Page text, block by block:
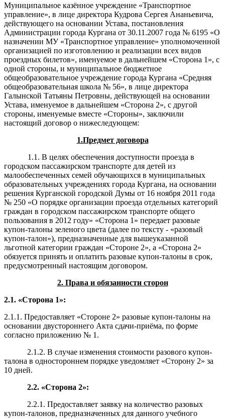
Муниципальное казённое учреждение «Транспортное
управление», в лице директора Кудрова Сергея Ананьевича,
действующего на основании Устава, постановления
Администрации города Кургана от 30.11.2007 года № 6195 «О
назначении МУ «Транспортное управление» уполномоченной
организацией по изготовлению и реализации всех видов
проездных билетов», именуемое в дальнейшем «Сторона 1», с
одной стороны, и муниципальное бюджетное
общеобразовательное учреждение города Кургана «Средняя
общеобразовательная школа № 56», в лице директора
Галынской Татьяны Петровны, действующей на основании
Устава, именуемое в дальнейшем «Сторона 2», с другой
стороны, именуемые вместе «Стороны», заключили
настоящий договор о нижеследующем:
1.Предмет договора
1.1. В целях обеспечения доступности проезда в
городском пассажирском транспорте для детей из
малообеспеченных семей обучающихся в муниципальных
образовательных учреждениях города Кургана, на основании
решения Курганской городской Думы от 16 ноября 2011 года
№ 250 «О порядке организации проезда отдельных категорий
граждан в городском пассажирском транспорте общего
пользования в 2012 году» «Сторона 1» передает разовые
купон-талоны зеленого цвета (далее по тексту - «разовый
купон-талон»), предназначенные для вышеуказанной
льготной категории граждан «Стороне 2», а «Сторона 2»
обязуется принять и оплатить разовые купон-талоны в срок,
предусмотренный настоящим договором.
2. Права и обязанности сторон
2.1. «Сторона 1»:
2.1.1. Предоставляет «Стороне 2» разовые купон-талоны на
основании двустороннего Акта сдачи-приёма, по форме
согласно приложению № 1.
2.1.2. В случае изменения стоимости разового купон-
талона в одностороннем порядке уведомляет «Сторону 2» за
10 дней.
2.2. «Сторона 2»:
2.2.1.Предоставляет заявку на количество разовых
купон-талонов, предназначенных для данного учебного